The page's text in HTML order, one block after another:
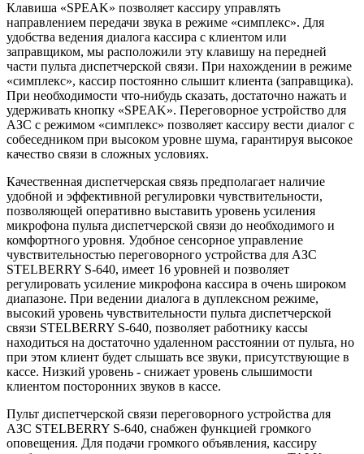
Клавиша «SPEAK» позволяет кассиру управлять
направлением передачи звука в режиме «симплекс». Для
удобства ведения диалога кассира с клиентом или
заправщиком, мы расположили эту клавишу на передней
части пульта диспетчерской связи. При нахождении в режиме
«симплекс», кассир постоянно слышит клиента (заправщика).
При необходимости что-нибудь сказать, достаточно нажать и
удерживать кнопку «SPEAK». Переговорное устройство для
АЗС с режимом «симплекс» позволяет кассиру вести диалог с
собеседником при высоком уровне шума, гарантируя высокое
качество связи в сложных условиях.
Качественная диспетчерская связь предполагает наличие
удобной и эффективной регулировки чувствительности,
позволяющей оперативно выставить уровень усиления
микрофона пульта диспетчерской связи до необходимого и
комфортного уровня. Удобное сенсорное управление
чувствительностью переговорного устройства для АЗС
STELBERRY S-640, имеет 16 уровней и позволяет
регулировать усиление микрофона кассира в очень широком
диапазоне. При ведении диалога в дуплексном режиме,
высокий уровень чувствительности пульта диспетчерской
связи STELBERRY S-640, позволяет работнику кассы
находиться на достаточно удаленном расстоянии от пульта, но
при этом клиент будет слышать все звуки, присутствующие в
кассе. Низкий уровень - снижает уровень слышимости
клиентом посторонних звуков в кассе.
Пульт диспетчерской связи переговорного устройства для
АЗС STELBERRY S-640, снабжен функцией громкого
оповещения. Для подачи громкого объявления, кассиру